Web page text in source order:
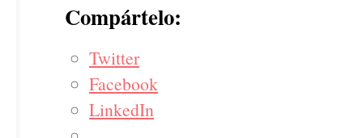
Compártelo:
Twitter
Facebook
LinkedIn